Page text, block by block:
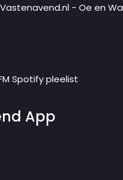
- Oe en Wa
Spotify pleelist
App